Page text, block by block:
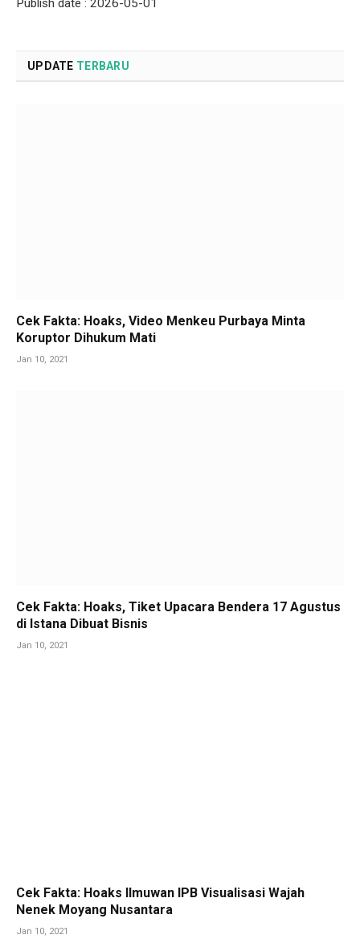
Publish date : 2026-05-01
UPDATE TERBARU
Cek Fakta: Hoaks, Video Menkeu Purbaya Minta
Koruptor Dihukum Mati
Jan 10, 2021
Cek Fakta: Hoaks, Tiket Upacara Bendera 17 Agustus
di Istana Dibuat Bisnis
Jan 10, 2021
Cek Fakta: Hoaks Ilmuwan IPB Visualisasi Wajah
Nenek Moyang Nusantara
Jan 10, 2021